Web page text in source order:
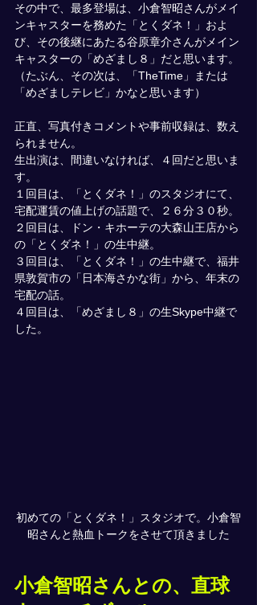
その中で、最多登場は、小倉智昭さんがメイ
ンキャスターを務めた「とくダネ！」およ
び、その後継にあたる谷原章介さんがメイン
キャスターの「めざまし８」だと思います。
（たぶん、その次は、「TheTime」または
「めざましテレビ」かなと思います）
正直、写真付きコメントや事前収録は、数え
られません。
生出演は、間違いなければ、４回だと思いま
す。
１回目は、「とくダネ！」のスタジオにて、
宅配運賃の値上げの話題で、２６分３０秒。
２回目は、ドン・キホーテの大森山王店から
の「とくダネ！」の生中継。
３回目は、「とくダネ！」の生中継で、福井
県敦賀市の「日本海さかな街」から、年末の
宅配の話。
４回目は、「めざまし８」の生Skype中継で
した。
初めての「とくダネ！」スタジオで。小倉智
昭さんと熱血トークをさせて頂きました
小倉智昭さんとの、直球